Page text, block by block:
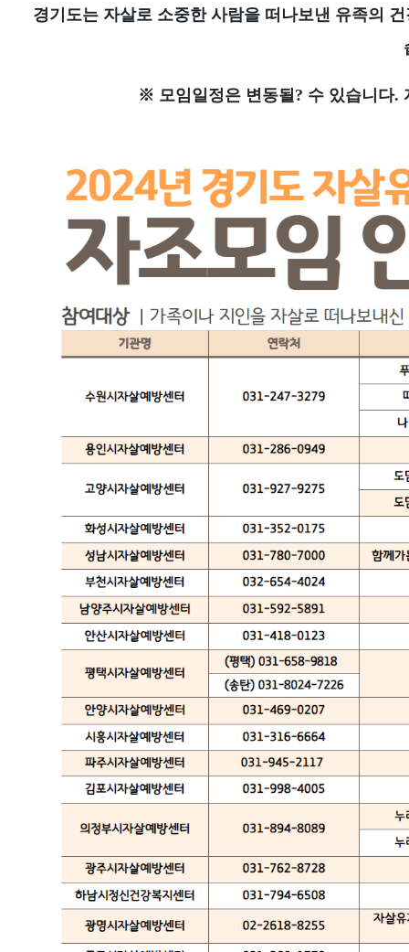
경기도는 자살로 소중한 사람을 떠나보낸 유족의
※ 모임일정은 변동될? 수 있습니다.